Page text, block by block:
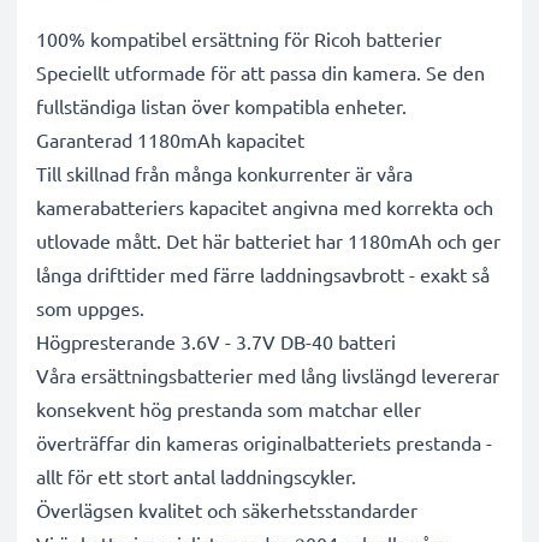
100% kompatibel ersättning för Ricoh batterier
Speciellt utformade för att passa din kamera. Se den
fullständiga listan över kompatibla enheter.
Garanterad 1180mAh kapacitet
Till skillnad från många konkurrenter är våra
kamerabatteriers kapacitet angivna med korrekta och
utlovade mått. Det här batteriet har 1180mAh och ger
långa drifttider med färre laddningsavbrott - exakt så
som uppges.
Högpresterande 3.6V - 3.7V DB-40 batteri
Våra ersättningsbatterier med lång livslängd levererar
konsekvent hög prestanda som matchar eller
överträffar din kameras originalbatteriets prestanda -
allt för ett stort antal laddningscykler.
Överlägsen kvalitet och säkerhetsstandarder